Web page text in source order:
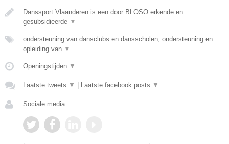
Danssport Vlaanderen is een door BLOSO erkende en
gesubsidieerde ▼
ondersteuning van dansclubs en dansscholen, ondersteuning en
opleiding van ▼
Openingstijden ▼
Laatste tweets ▼ Laatste facebook posts ▼
Sociale media: